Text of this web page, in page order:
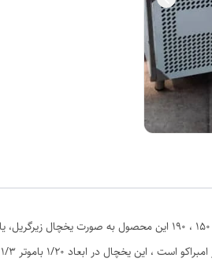
یخچال زیر گریل اقتصادی وخوش قیمت در اندازهای ۱۲۰ ،